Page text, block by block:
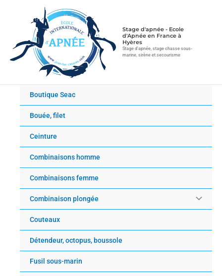
Stage d'apnée - Ecole
d'Apnée en France à
Hyères
Stage d'apnée, stage chasse sous-
marine, sirène et secourisme
Boutique Seac
Bouée, filet
Ceinture
Combinaisons homme
Combinaisons femme
Combinaison plongée
Couteaux
Détendeur, octopus, boussole
Fusil sous-marin